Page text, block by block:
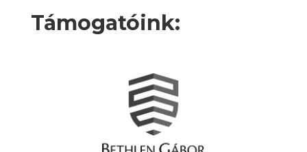
Támogatóink: